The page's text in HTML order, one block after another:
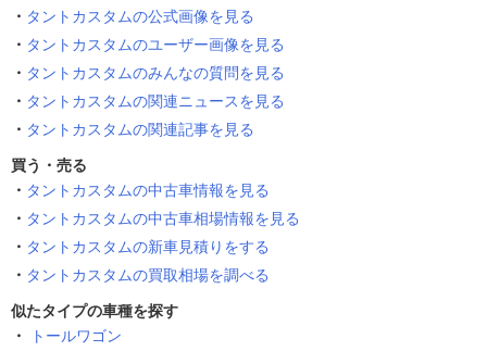
タントカスタムの公式画像を見る
タントカスタムのユーザー画像を見る
タントカスタムのみんなの質問を見る
タントカスタムの関連ニュースを見る
タントカスタムの関連記事を見る
買う・売る
タントカスタムの中古車情報を見る
タントカスタムの中古車相場情報を見る
タントカスタムの新車見積りをする
タントカスタムの買取相場を調べる
似たタイプの車種を探す
トールワゴン